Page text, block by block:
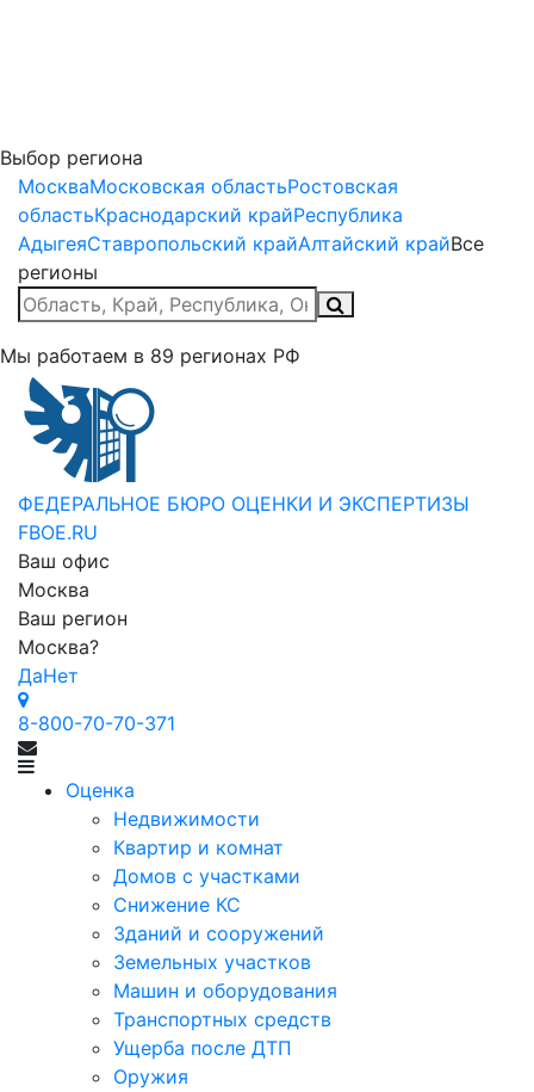
Выбор региона
МоскваМосковская областьРостовская
областьКраснодарский крайРеспублика
АдыгеяСтавропольский крайАлтайский крайВсе
регионы
Мы работаем в 89 регионах РФ
ФЕДЕРАЛЬНОЕ БЮРО ОЦЕНКИ И ЭКСПЕРТИЗЫ
FBOE.RU
Ваш офис
Москва
Ваш регион
Москва?
ДаНет
8-800-70-70-371
Оценка
Недвижимости
Квартир и комнат
Домов с участками
Снижение КС
Зданий и сооружений
Земельных участков
Машин и оборудования
Транспортных средств
Ущерба после ДТП
Оружия